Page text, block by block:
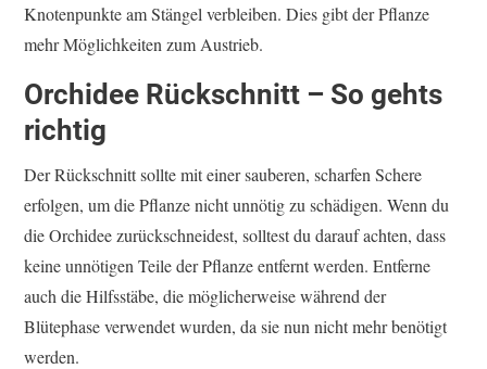
Knotenpunkte am Stängel verbleiben. Dies gibt der Pflanze
mehr Möglichkeiten zum Austrieb.
Orchidee Rückschnitt – So gehts
richtig
Der Rückschnitt sollte mit einer sauberen, scharfen Schere
erfolgen, um die Pflanze nicht unnötig zu schädigen. Wenn du
die Orchidee zurückschneidest, solltest du darauf achten, dass
keine unnötigen Teile der Pflanze entfernt werden. Entferne
auch die Hilfsstäbe, die möglicherweise während der
Blütephase verwendet wurden, da sie nun nicht mehr benötigt
werden.